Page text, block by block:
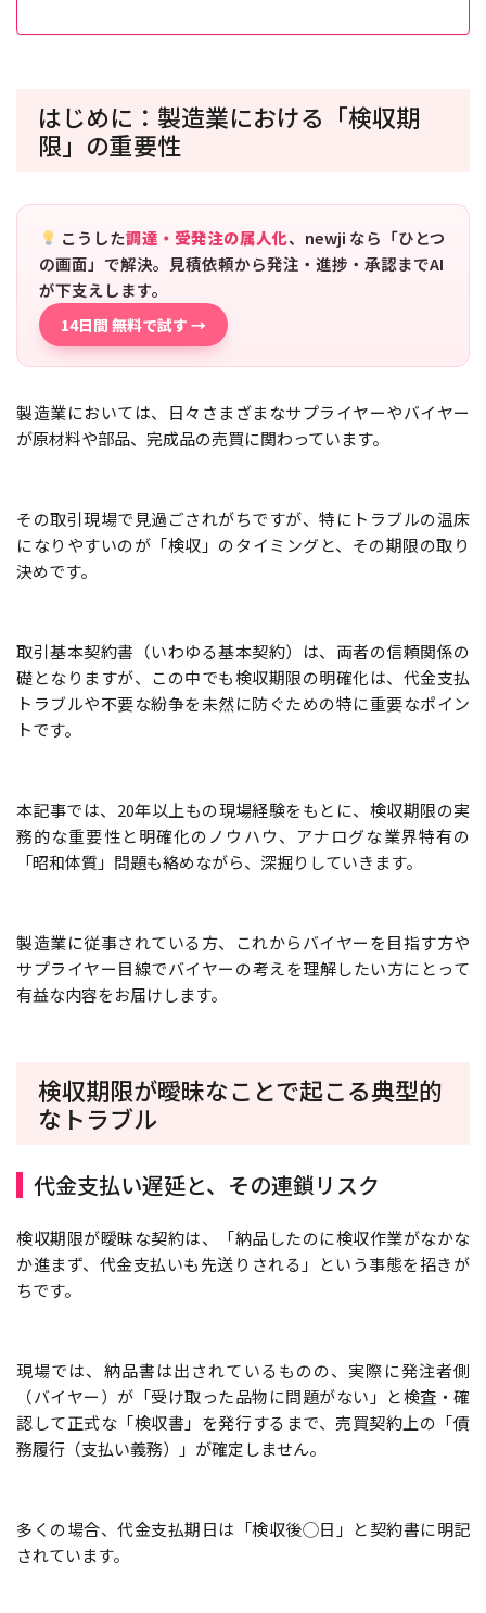
はじめに：製造業における「検収期
限」の重要性
こうした調達・受発注の属人化、newji なら「ひとつ
の画面」で解決。見積依頼から発注・進捗・承認までAI
が下支えします。
14日間 無料で試す →
製造業においては、日々さまざまなサプライヤーやバイヤー
が原材料や部品、完成品の売買に関わっています。
その取引現場で見過ごされがちですが、特にトラブルの温床
になりやすいのが「検収」のタイミングと、その期限の取り
決めです。
取引基本契約書（いわゆる基本契約）は、両者の信頼関係の
礎となりますが、この中でも検収期限の明確化は、代金支払
トラブルや不要な紛争を未然に防ぐための特に重要なポイン
トです。
本記事では、20年以上もの現場経験をもとに、検収期限の実
務的な重要性と明確化のノウハウ、アナログな業界特有の
「昭和体質」問題も絡めながら、深掘りしていきます。
製造業に従事されている方、これからバイヤーを目指す方や
サプライヤー目線でバイヤーの考えを理解したい方にとって
有益な内容をお届けします。
検収期限が曖昧なことで起こる典型的
なトラブル
代金支払い遅延と、その連鎖リスク
検収期限が曖昧な契約は、「納品したのに検収作業がなかな
か進まず、代金支払いも先送りされる」という事態を招きが
ちです。
現場では、納品書は出されているものの、実際に発注者側
（バイヤー）が「受け取った品物に問題がない」と検査・確
認して正式な「検収書」を発行するまで、売買契約上の「債
務履行（支払い義務）」が確定しません。
多くの場合、代金支払期日は「検収後◯日」と契約書に明記
されています。